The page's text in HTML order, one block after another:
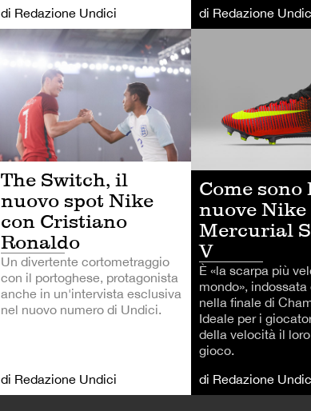
di Redazione Undici
di Redazione
The Switch, il
nuovo spot Nike
con Cristiano
Ronaldo
Un divertente cortometraggio
con il portoghese, protagonista
anche in un'intervista esclusiva
nel nuovo numero di Undici.
di Redazione Undici
Come sono
nuove Nike
Mercurial
V
È «la scarpa più
mondo», indossata
nella finale di
Ideale per i
della velocità il
gioco.
di Redazione